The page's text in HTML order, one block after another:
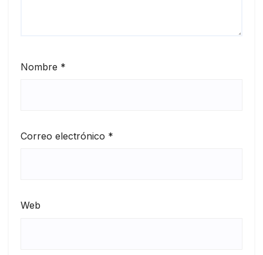
Nombre *
Correo electrónico *
Web